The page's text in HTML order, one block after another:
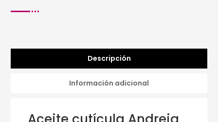
Descripción
Información adicional